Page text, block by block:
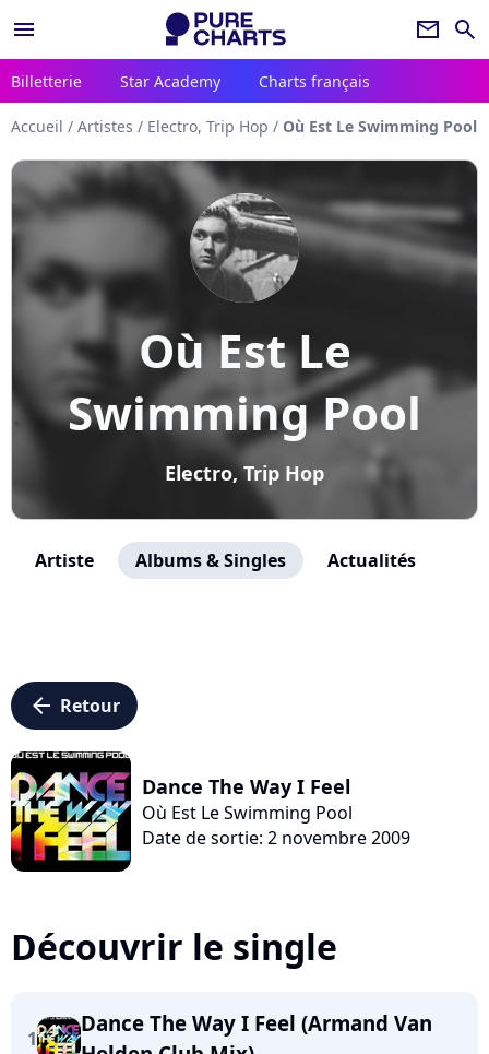
menu newsletter search
Billetterie Star Academy Charts français
Accueil / Artistes / Electro, Trip Hop / Où Est Le Swimming Pool
Où Est Le
Swimming Pool
Electro, Trip Hop
Artiste Albums & Singles Actualités
arrow_left Retour
Dance The Way I Feel
Où Est Le Swimming Pool
Date de sortie: 2 novembre 2009
Découvrir le single
1
Dance The Way I Feel (Armand Van